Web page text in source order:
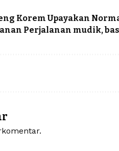
Korem Upayakan
Perjalanan mudik,